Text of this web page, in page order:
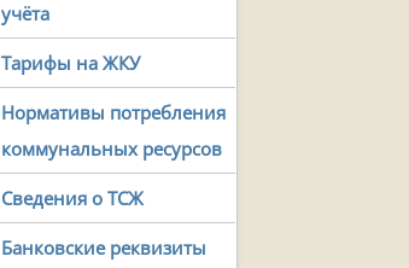
учёта
Тарифы на ЖКУ
Нормативы потребления
коммунальных ресурсов
Сведения о ТСЖ
Банковские реквизиты